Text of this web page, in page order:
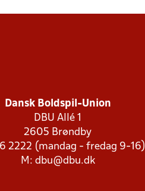
Dansk Boldspil-Union
DBU Allé 1
2605 Brøndby
2222 (mandag - fredag 9-16)
M: dbu@dbu.dk